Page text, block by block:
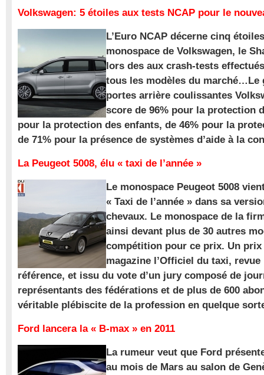
Volkswagen: 5 étoiles aux tests NCAP pour le
L’Euro NCAP décerne cinq
monospace de Volkswagen, le
lors des aux crash-tests
tous les modèles du marché…Le
portes arrière coulissantes
score de 96% pour la protection
pour la protection des enfants, de 46% pour la
de 71% pour la présence de systèmes d’aide à la
La Peugeot 5008, élu « taxi de l’année »
Le monospace Peugeot 5008
« Taxi de l’année » dans sa
chevaux. Le monospace de la
ainsi devant plus de 30 autres
compétition pour ce prix. Un
magazine l’Officiel du taxi,
référence, et issu du vote d’un jury composé de
représentants des fédérations et de plus de 600
véritable plébiscite de la profession en quelque
Ford lancera la « B-max » en 2011
La rumeur veut que Ford
au mois de Mars au salon de